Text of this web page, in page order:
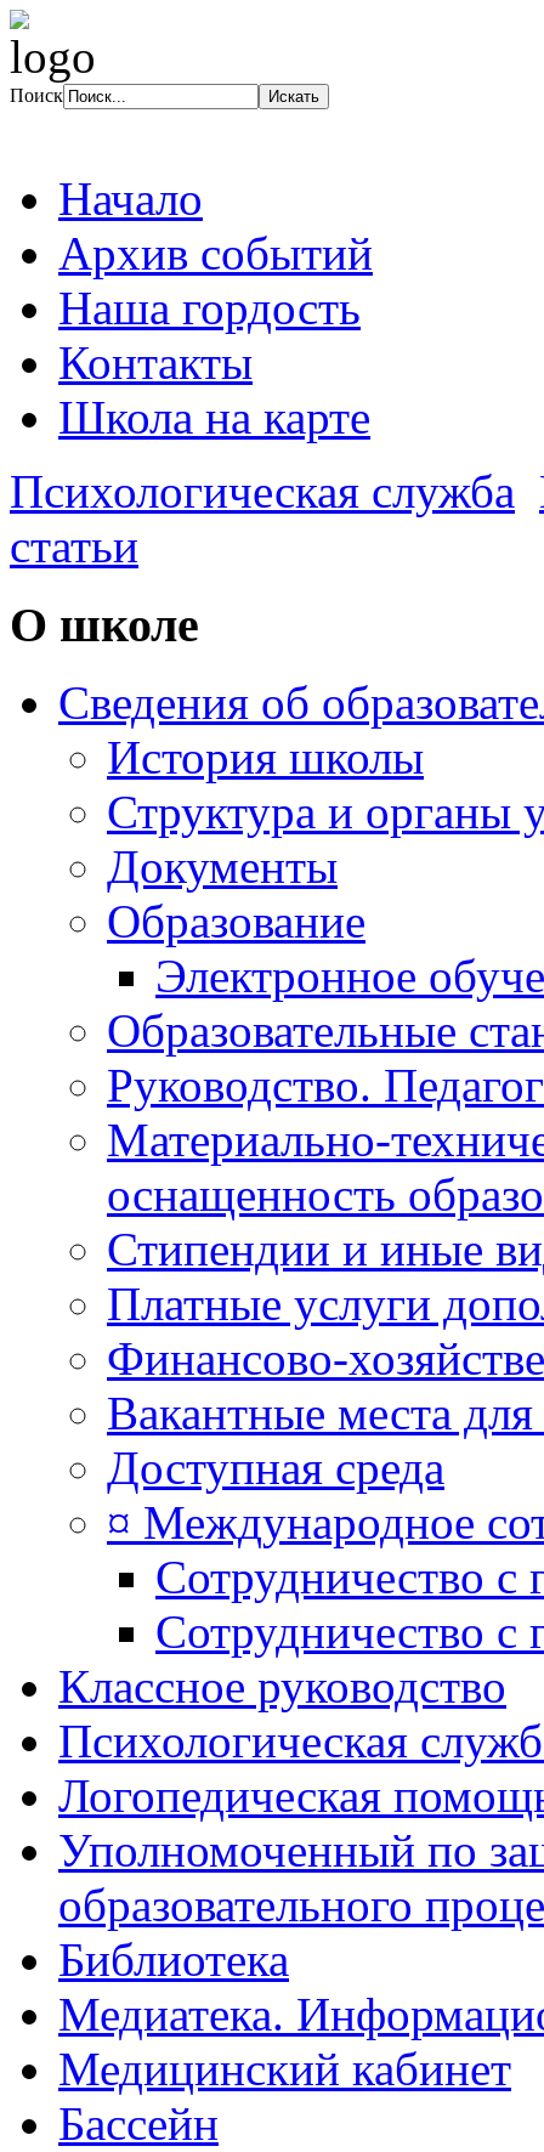
Поиск
Начало
Архив событий
Наша гордость
Контакты
Школа на карте
Психологическая служба
статьи
О школе
Сведения об
История школы
Структура и органы
Документы
Образование
Электронное
Образовательные
Руководство.
Материально-
оснащенность
Стипендии и иные
Платные услуги
Финансово-
Вакантные места для
Доступная среда
¤ Международное
Сотрудничество
Сотрудничество с
Классное руководство
Психологическая
Логопедическая
Уполномоченный по
образовательного
Библиотека
Медиатека.
Медицинский кабинет
Бассейн